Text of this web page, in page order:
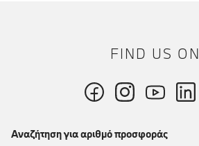
FIND US ON
Αναζήτηση για αριθμό προσφοράς